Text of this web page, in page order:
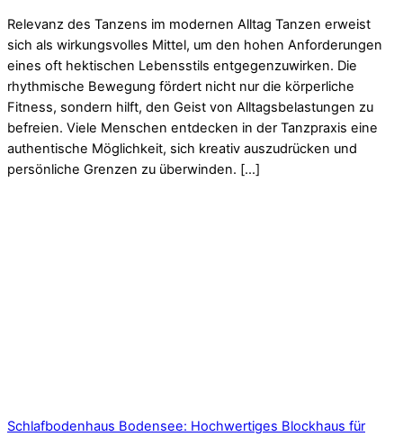
Relevanz des Tanzens im modernen Alltag Tanzen erweist
sich als wirkungsvolles Mittel, um den hohen Anforderungen
eines oft hektischen Lebensstils entgegenzuwirken. Die
rhythmische Bewegung fördert nicht nur die körperliche
Fitness, sondern hilft, den Geist von Alltagsbelastungen zu
befreien. Viele Menschen entdecken in der Tanzpraxis eine
authentische Möglichkeit, sich kreativ auszudrücken und
persönliche Grenzen zu überwinden. […]
Schlafbodenhaus Bodensee: Hochwertiges Blockhaus für